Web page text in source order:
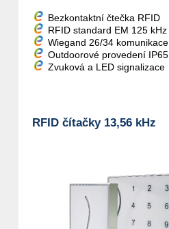
Bezkontaktní čtečka RFID
RFID standard EM 125 kHz
Wiegand 26/34 komunikace
Outdoorové provedení IP65
Zvuková a LED signalizace
RFID čítačky 13,56 kHz